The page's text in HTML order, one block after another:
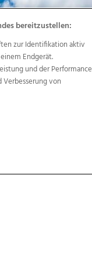
bereitzustellen:
zur Identifikation aktiv
Endgerät.
und der Performance
von